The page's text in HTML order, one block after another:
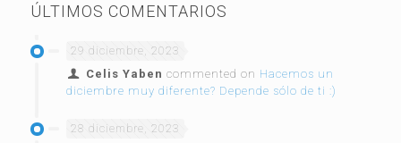
ÚLTIMOS COMENTARIOS
29 diciembre, 2023
Celis Yaben commented on Hacemos un
diciembre muy diferente? Depende sólo de ti :)
28 diciembre, 2023